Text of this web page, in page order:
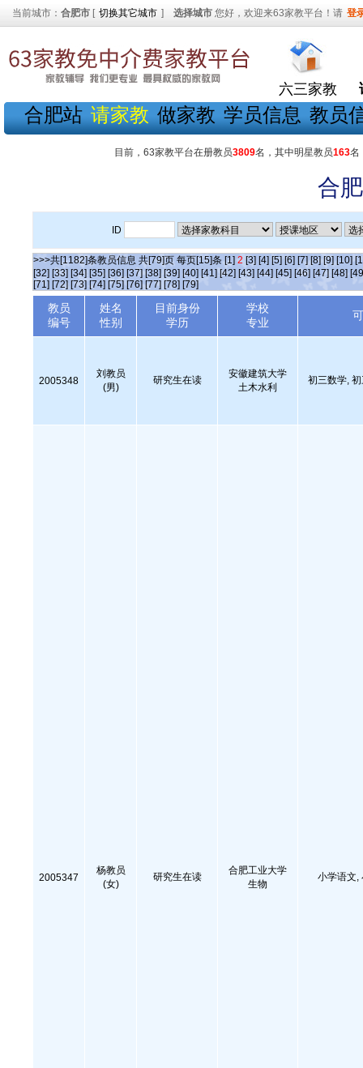
当前城市： 合肥市 [ 切换其它城市 ] 选择城市 您好，欢迎来63家教平台！请 登
六三家教
合肥站 请家教 做家教 学员信息 教员
目前，63家教平台在册教员3809名，其中明星教员163名
合
ID
>>>共[1182]条教员信息 共[79]页 每页[15]条 [1] 2 [3] [4] [5] [6] [7] [8] [9] [10]
[32] [33] [34] [35] [36] [37] [38] [39] [40] [41] [42] [43] [44] [45] [46] [47] [48]
[71] [72] [73] [74] [75] [76] [77] [78] [79]
教员
编号
姓名
性别
目前身份
学历
学校
专业
2005348
刘教员
(男)
研究生在读
安徽建筑大学
土木水利
初三数学,
2005347
杨教员
(女)
研究生在读
合肥工业大学
生物
小学语文,